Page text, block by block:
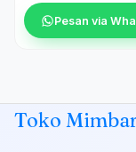
Pesan via
Toko